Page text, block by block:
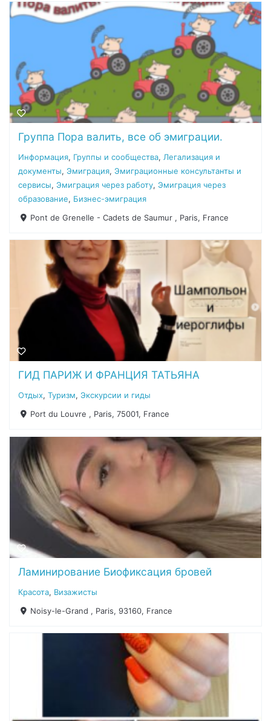
Группа Пора валить, все об эмиграции.
Информация, Группы и сообщества,Легализация и
документы,Эмиграция,Эмиграционные консультанты и
сервисы,Эмиграция через работу,Эмиграция через
образование, Бизнес-эмиграция
Pont de Grenelle - Cadets de Saumur , Paris, France
ГИД ПАРИЖ И ФРАНЦИЯ ТАТЬЯНА
Отдых,Туризм,Экскурсии и гиды
Port du Louvre , Paris, 75001, France
Ламинирование Биофиксация бровей
Красота, Визажисты
Noisy-le-Grand , Paris, 93160, France